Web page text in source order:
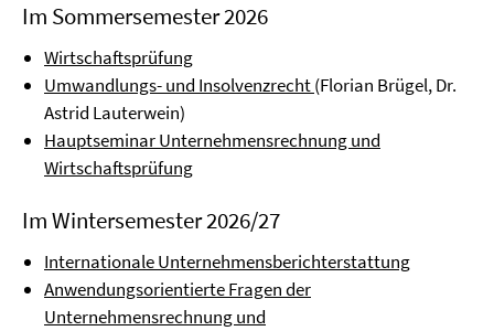
Im Sommersemester 2026
Wirtschaftsprüfung
Umwandlungs- und Insolvenzrecht(Florian Brügel, Dr.
Astrid Lauterwein)
Hauptseminar Unternehmensrechnung und
Wirtschaftsprüfung
Im Wintersemester 2026/27
Internationale Unternehmensberichterstattung
Anwendungsorientierte Fragen der
Unternehmensrechnung und